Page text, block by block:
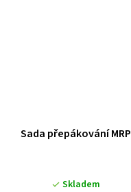
Sada přepákování MRP
Skladem